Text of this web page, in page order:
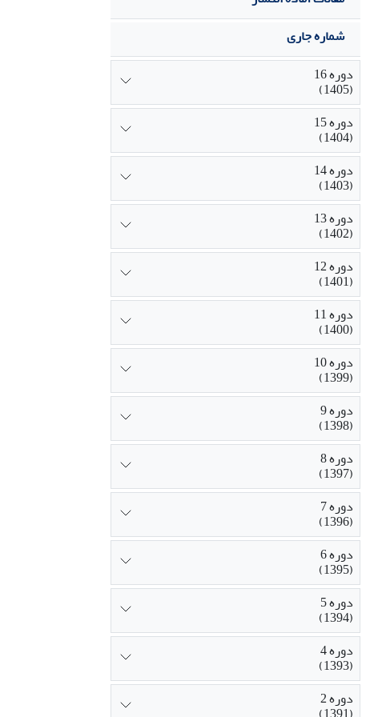
شماره جاری
دوره 16
(1405)
دوره 15
(1404)
دوره 14
(1403)
دوره 13
(1402)
دوره 12
(1401)
دوره 11
(1400)
دوره 10
(1399)
دوره 9
(1398)
دوره 8
(1397)
دوره 7
(1396)
دوره 6
(1395)
دوره 5
(1394)
دوره 4
(1393)
دوره 2